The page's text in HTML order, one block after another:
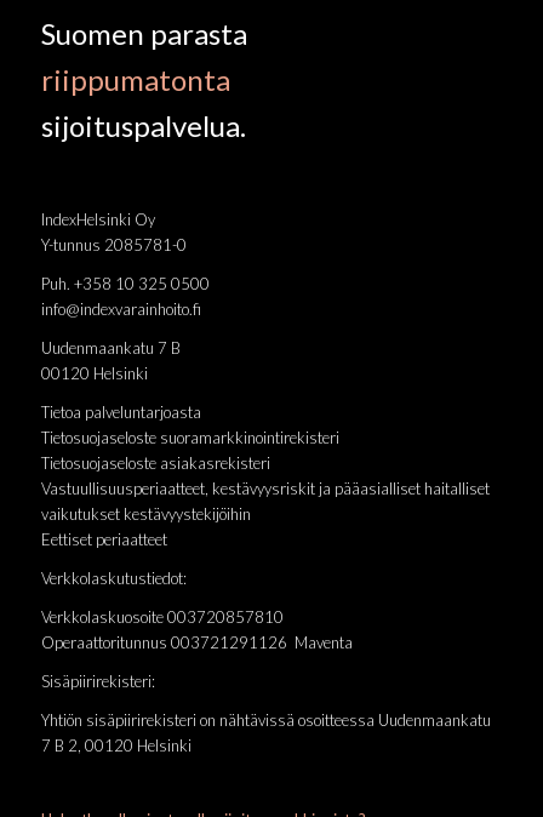
Suomen parasta
riippumatonta
sijoituspalvelua.
IndexHelsinki Oy
Y-tunnus 2085781-0
Puh. +358 10 325 0500
info@indexvarainhoito.fi
Uudenmaankatu 7 B
00120 Helsinki
Tietoa palveluntarjoasta
Tietosuojaseloste suoramarkkinointirekisteri
Tietosuojaseloste asiakasrekisteri
Vastuullisuusperiaatteet, kestävyysriskit ja pääasialliset haitalliset
vaikutukset kestävyystekijöihin
Eettiset periaatteet
Verkkolaskutustiedot:
Verkkolaskuosoite 003720857810
Operaattoritunnus 003721291126 Maventa
Sisäpiirirekisteri:
Yhtiön sisäpiirirekisteri on nähtävissä osoitteessa Uudenmaankatu
7 B 2, 00120 Helsinki